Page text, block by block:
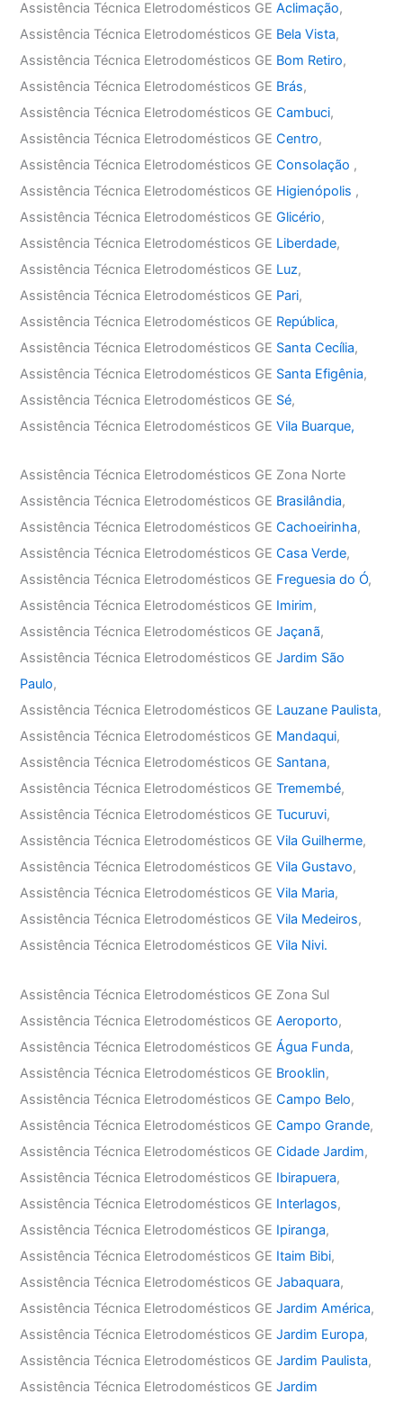
Assistência Técnica Eletrodomésticos GEAclimação,
Assistência Técnica Eletrodomésticos GE Bela Vista,
Assistência Técnica Eletrodomésticos GE Bom Retiro,
Assistência Técnica Eletrodomésticos GE Brás,
Assistência Técnica Eletrodomésticos GECambuci,
Assistência Técnica Eletrodomésticos GECentro,
Assistência Técnica Eletrodomésticos GEConsolação ,
Assistência Técnica Eletrodomésticos GE Higienópolis ,
Assistência Técnica Eletrodomésticos GEGlicério,
Assistência Técnica Eletrodomésticos GE Liberdade,
Assistência Técnica Eletrodomésticos GE Luz,
Assistência Técnica Eletrodomésticos GE Pari,
Assistência Técnica Eletrodomésticos GE República,
Assistência Técnica Eletrodomésticos GE Santa Cecília,
Assistência Técnica Eletrodomésticos GE Santa Efigênia,
Assistência Técnica Eletrodomésticos GE Sé,
Assistência Técnica Eletrodomésticos GEVila Buarque,
Assistência Técnica Eletrodomésticos GE Zona Norte
Assistência Técnica Eletrodomésticos GE Brasilândia,
Assistência Técnica Eletrodomésticos GECachoeirinha,
Assistência Técnica Eletrodomésticos GECasa Verde,
Assistência Técnica Eletrodomésticos GE Freguesia do Ó,
Assistência Técnica Eletrodomésticos GE Imirim,
Assistência Técnica Eletrodomésticos GEJaçanã,
Assistência Técnica Eletrodomésticos GEJardim São
Paulo,
Assistência Técnica Eletrodomésticos GE Lauzane Paulista,
Assistência Técnica Eletrodomésticos GE Mandaqui,
Assistência Técnica Eletrodomésticos GE Santana,
Assistência Técnica Eletrodomésticos GETremembé,
Assistência Técnica Eletrodomésticos GETucuruvi,
Assistência Técnica Eletrodomésticos GEVila Guilherme,
Assistência Técnica Eletrodomésticos GEVila Gustavo,
Assistência Técnica Eletrodomésticos GEVila Maria,
Assistência Técnica Eletrodomésticos GEVila Medeiros,
Assistência Técnica Eletrodomésticos GEVila Nivi.
Assistência Técnica Eletrodomésticos GE Zona Sul
Assistência Técnica Eletrodomésticos GEAeroporto,
Assistência Técnica Eletrodomésticos GEÁgua Funda,
Assistência Técnica Eletrodomésticos GE Brooklin,
Assistência Técnica Eletrodomésticos GECampo Belo,
Assistência Técnica Eletrodomésticos GECampo Grande,
Assistência Técnica Eletrodomésticos GECidade Jardim,
Assistência Técnica Eletrodomésticos GE Ibirapuera,
Assistência Técnica Eletrodomésticos GE Interlagos,
Assistência Técnica Eletrodomésticos GE Ipiranga,
Assistência Técnica Eletrodomésticos GE Itaim Bibi,
Assistência Técnica Eletrodomésticos GEJabaquara,
Assistência Técnica Eletrodomésticos GEJardim América,
Assistência Técnica Eletrodomésticos GEJardim Europa,
Assistência Técnica Eletrodomésticos GEJardim Paulista,
Assistência Técnica Eletrodomésticos GEJardim